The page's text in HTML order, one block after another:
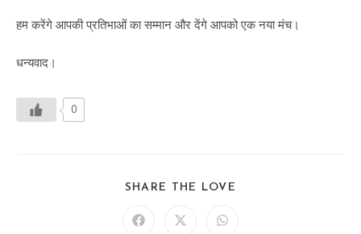
हम करेंगे आपकी प्रतिभाओं का सम्मान और देंगे आपको एक नया मंच।
धन्यवाद।
0
SHARE THE LOVE
Opens Opens Opens